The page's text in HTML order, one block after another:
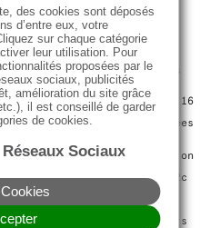
de
européenne en vigueur, les
disposent des
et de rectification (article 16
des données des
d’effacement des données
(article 17 du RGPD),
équivoques,
la communication
consentement (article 13-2c
des données des
données des Utilisateurs
des cookies sont déposés
d’entre eux, votre
sur chaque catégorie
leur utilisation. Pour
proposées par le
sociaux, publicités
amélioration du site grâce
il est conseillé de garder
de cookies.
Réseaux Sociaux